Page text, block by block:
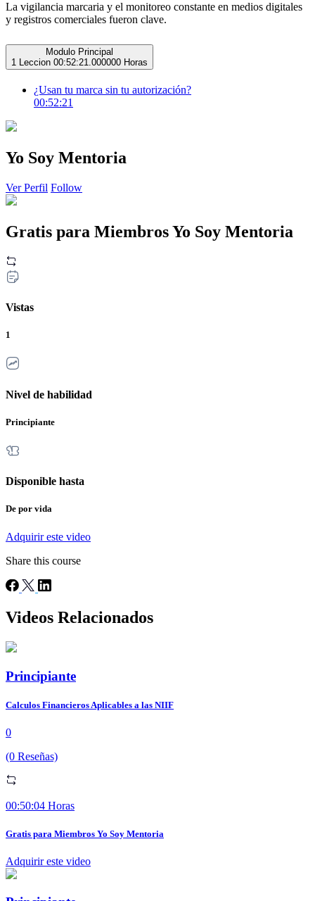
La vigilancia marcaria y el monitoreo constante en medios digitales
y registros comerciales fueron clave.
Modulo Principal
1 Leccion 00:52:21.000000 Horas
¿Usan tu marca sin tu autorización?
00:52:21
Yo Soy Mentoria
Ver Perfil Follow
Gratis para Miembros Yo Soy Mentoria
Vistas
1
Nivel de habilidad
Principiante
Disponible hasta
De por vida
Adquirir este video
Share this course
Videos Relacionados
Principiante
Calculos Financieros Aplicables a las NIIF
0
(0 Reseñas)
00:50:04 Horas
Gratis para Miembros Yo Soy Mentoria
Adquirir este video